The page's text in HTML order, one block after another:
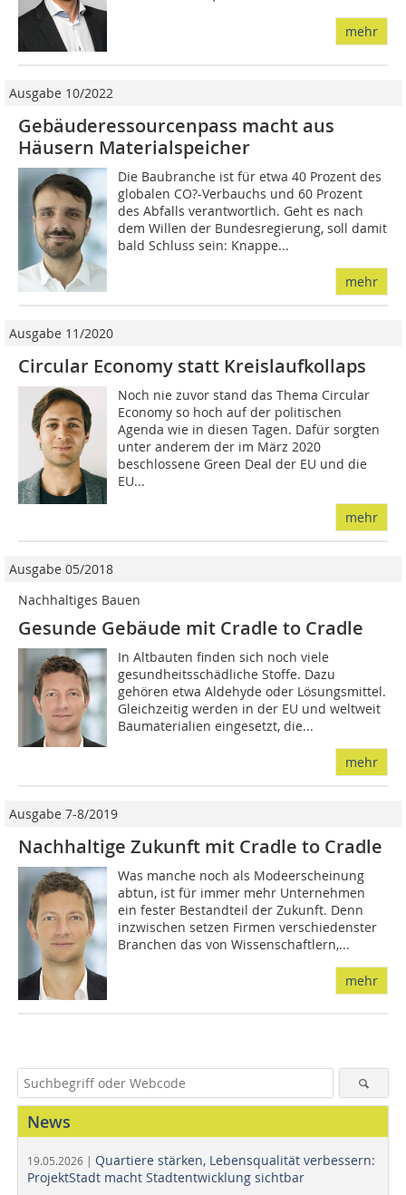
mehr
Ausgabe 10/2022
Gebäuderessourcenpass macht aus
Häusern Materialspeicher
Die Baubranche ist für etwa 40 Prozent des
globalen CO?-Verbauchs und 60 Prozent
des Abfalls verantwortlich. Geht es nach
dem Willen der Bundesregierung, soll damit
bald Schluss sein: Knappe...
mehr
Ausgabe 11/2020
Circular Economy statt Kreislaufkollaps
Noch nie zuvor stand das Thema Circular
Economy so hoch auf der politischen
Agenda wie in diesen Tagen. Dafür sorgten
unter anderem der im März 2020
beschlossene Green Deal der EU und die
EU...
mehr
Ausgabe 05/2018
Nachhaltiges Bauen
Gesunde Gebäude mit Cradle to Cradle
In Altbauten finden sich noch viele
gesundheitsschädliche Stoffe. Dazu
gehören etwa Aldehyde oder Lösungsmittel.
Gleichzeitig werden in der EU und weltweit
Baumaterialien eingesetzt, die...
mehr
Ausgabe 7-8/2019
Nachhaltige Zukunft mit Cradle to Cradle
Was manche noch als Modeerscheinung
abtun, ist für immer mehr Unternehmen
ein fester Bestandteil der Zukunft. Denn
inzwischen setzen Firmen verschiedenster
Branchen das von Wissenschaftlern,...
mehr
News
19.05.2026 | Quartiere stärken, Lebensqualität verbessern:
ProjektStadt macht Stadtentwicklung sichtbar